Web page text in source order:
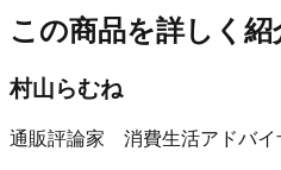
この商品を詳しく
村山らむね
通販評論家 消費生活アドバイ